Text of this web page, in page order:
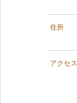
住所
アクセス